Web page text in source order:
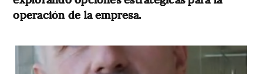
operación de la empresa.